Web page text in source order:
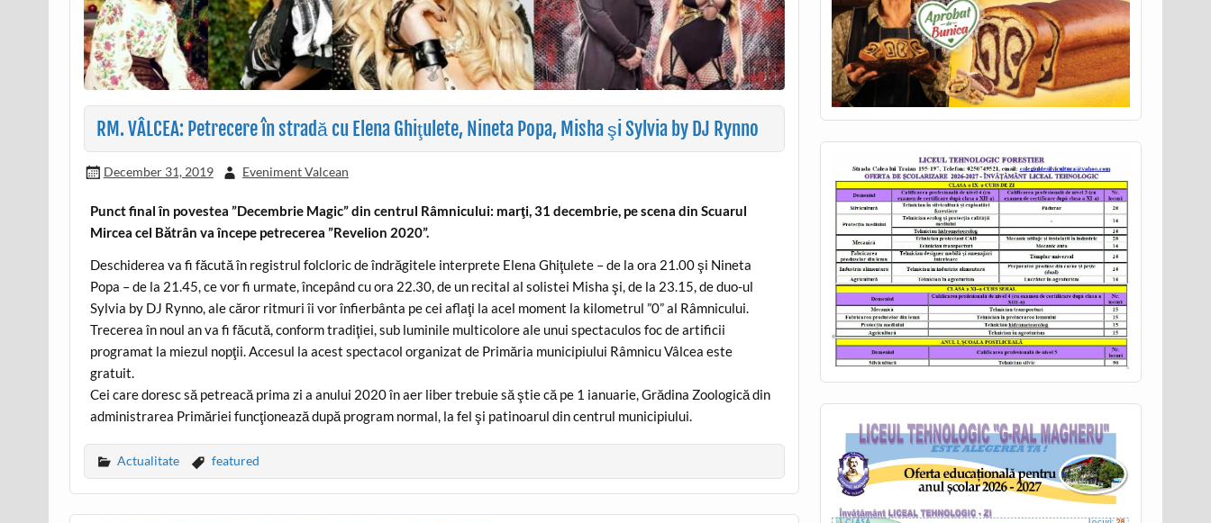
RM. VÂLCEA: Petrecere în stradă cu Elena Ghiţulete, Nineta Popa, Misha şi Sylvia by DJ Rynno
December 31, 2019 Eveniment Valcean
Punct final în povestea ”Decembrie Magic” din centrul Râmnicului: marţi, 31 decembrie, pe scena din Scuarul
Mircea cel Bătrân va începe petrecerea ”Revelion 2020”.
Deschiderea va fi făcută în registrul folcloric de îndrăgitele interprete Elena Ghiţulete – de la ora 21.00 şi Nineta
Popa – de la 21.45, ce vor fi urmate, începând cu ora 22.30, de un recital al solistei Misha şi, de la 23.15, de duo-ul
Sylvia by DJ Rynno, ale căror ritmuri îi vor înfierbânta pe cei aflaţi la acel moment la kilometrul ”0” al Râmnicului.
Trecerea în noul an va fi făcută, conform tradiţiei, sub luminile multicolore ale unui spectaculos foc de artificii
programat la miezul nopţii. Accesul la acest spectacol organizat de Primăria municipiului Râmnicu Vâlcea este
gratuit.
Cei care doresc să petreacă prima zi a anului 2020 în aer liber trebuie să ştie că pe 1 ianuarie, Grădina Zoologică din
administrarea Primăriei funcţionează după program normal, la fel şi patinoarul din centrul municipiului.
Actualitate featured